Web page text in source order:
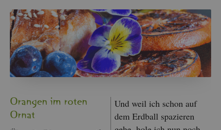
Oran­gen im roten
Ornat
Und weil ich schon auf
dem Erd­ball spa­zie­ren